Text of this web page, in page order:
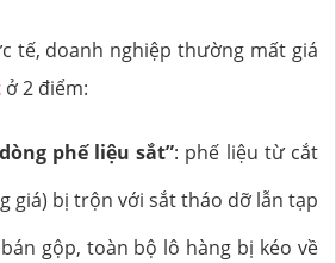
tế, doanh nghiệp thường mất giá
ở 2 điểm:
phế liệu sắt”: phế liệu từ cắt
giá) bị trộn với sắt tháo dỡ lẫn tạp
gộp, toàn bộ lô hàng bị kéo về